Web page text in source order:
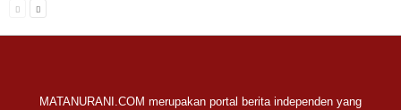
MATANURANI.COM merupakan portal berita independen yang